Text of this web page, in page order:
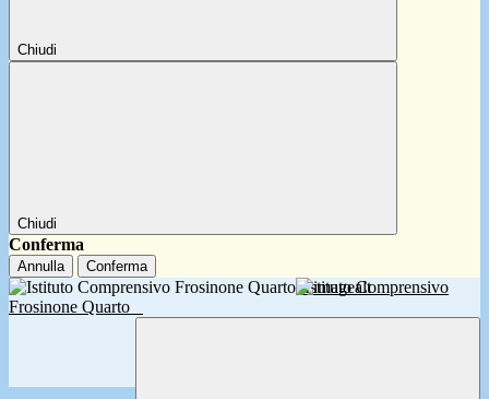
Chiudi
Chiudi
Conferma
Annulla Conferma
Istituto Comprensivo
Frosinone Quarto